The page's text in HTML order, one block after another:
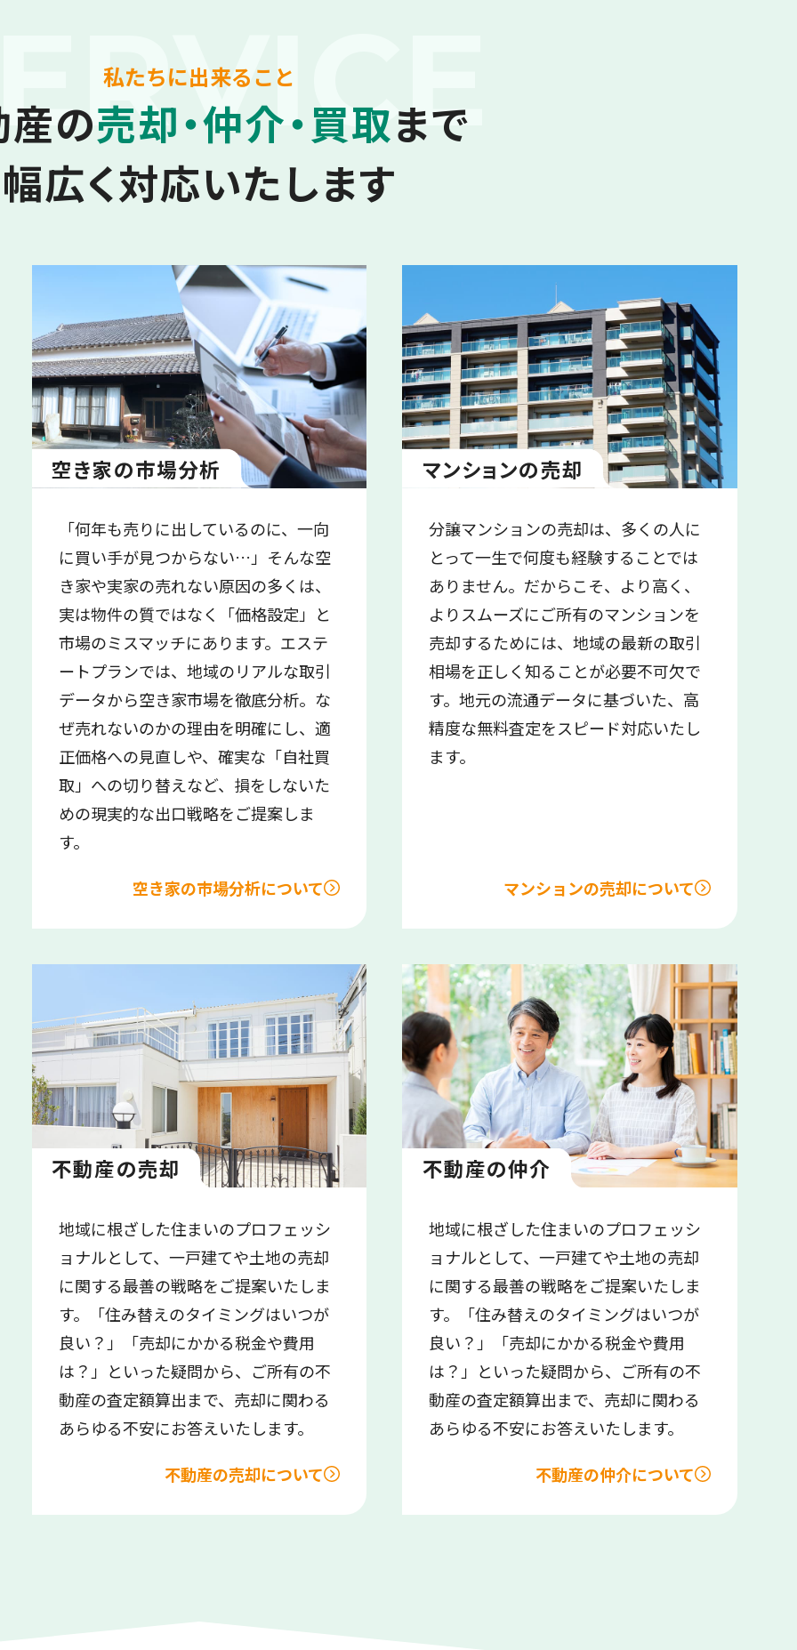
私たちに出来ること
の売却・仲介・買取まで
幅広く対応いたします
空き家の市場分析
「何年も売りに出しているのに、一向
に買い手が見つからない…」そんな空
き家や実家の売れない原因の多くは、
実は物件の質ではなく「価格設定」と
市場のミスマッチにあります。エステ
ートプランでは、地域のリアルな取引
データから空き家市場を徹底分析。な
ぜ売れないのかの理由を明確にし、適
正価格への見直しや、確実な「自社買
取」への切り替えなど、損をしないた
めの現実的な出口戦略をご提案しま
す。
空き家の市場分析について
マンションの売却
分譲マンションの売却は、多くの人に
とって一生で何度も経験することでは
ありません。だからこそ、より高く、
よりスムーズにご所有のマンションを
売却するためには、地域の最新の取引
相場を正しく知ることが必要不可欠で
す。地元の流通データに基づいた、高
精度な無料査定をスピード対応いたし
ます。
マンションの売却について
不動産の売却
地域に根ざした住まいのプロフェッシ
ョナルとして、一戸建てや土地の売却
に関する最善の戦略をご提案いたしま
す。「住み替えのタイミングはいつが
良い？」「売却にかかる税金や費用
は？」といった疑問から、ご所有の不
動産の査定額算出まで、売却に関わる
あらゆる不安にお答えいたします。
不動産の売却について
不動産の仲介
地域に根ざした住まいのプロフェッシ
ョナルとして、一戸建てや土地の売却
に関する最善の戦略をご提案いたしま
す。「住み替えのタイミングはいつが
良い？」「売却にかかる税金や費用
は？」といった疑問から、ご所有の不
動産の査定額算出まで、売却に関わる
あらゆる不安にお答えいたします。
不動産の仲介について